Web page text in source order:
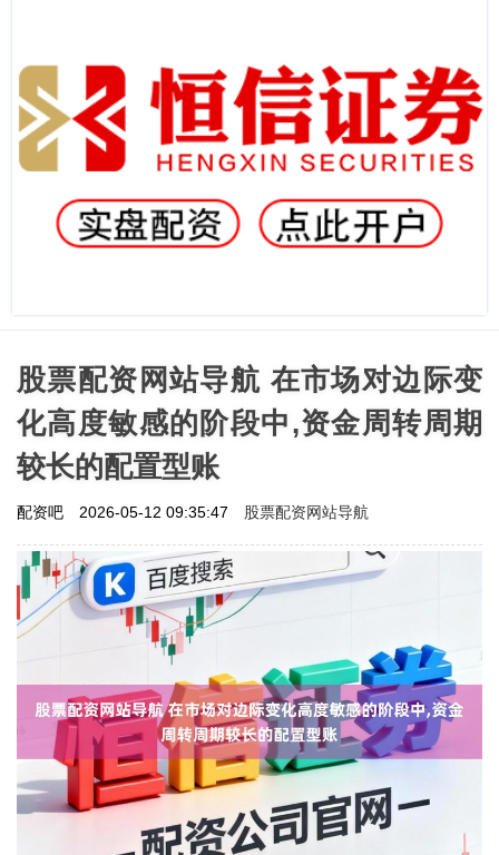
股票配资网站导航 在市场对边际变
化高度敏感的阶段中,资金周转周期
较长的配置型账
配资吧 2026-05-12 09:35:47 股票配资网站导航